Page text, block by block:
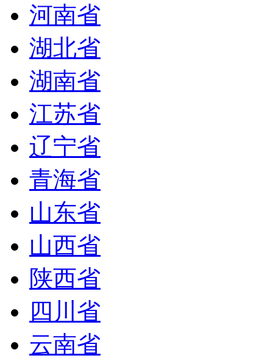
河南省
湖北省
湖南省
江苏省
辽宁省
青海省
山东省
山西省
陕西省
四川省
云南省